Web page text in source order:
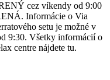
cez víkendy od 9:00
Informácie o Via
setu je možné v
9:30. Všetky informácií o
centre nájdete tu.